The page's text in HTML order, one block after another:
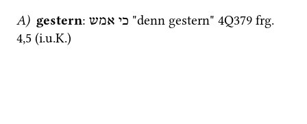
A) gestern: כי אמש "denn gestern" 4Q379 frg.
4,5 (i.u.K.)